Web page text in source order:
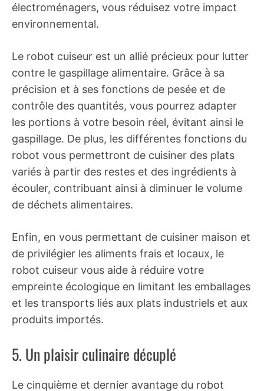
électroménagers, vous réduisez votre impact
environnemental.
Le robot cuiseur est un allié précieux pour lutter
contre le gaspillage alimentaire. Grâce à sa
précision et à ses fonctions de pesée et de
contrôle des quantités, vous pourrez adapter
les portions à votre besoin réel, évitant ainsi le
gaspillage. De plus, les différentes fonctions du
robot vous permettront de cuisiner des plats
variés à partir des restes et des ingrédients à
écouler, contribuant ainsi à diminuer le volume
de déchets alimentaires.
Enfin, en vous permettant de cuisiner maison et
de privilégier les aliments frais et locaux, le
robot cuiseur vous aide à réduire votre
empreinte écologique en limitant les emballages
et les transports liés aux plats industriels et aux
produits importés.
5. Un plaisir culinaire décuplé
Le cinquième et dernier avantage du robot